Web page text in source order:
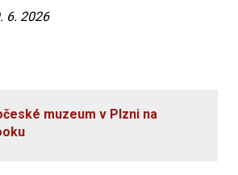
6. 2026
muzeum v Plzni na